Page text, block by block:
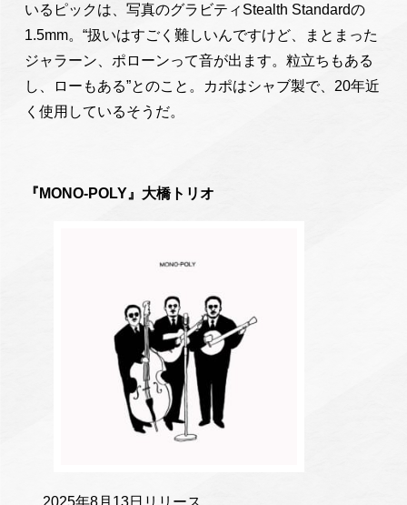
いるピックは、写真のグラビティStealth Standardの
1.5mm。“扱いはすごく難しいんですけど、まとまった
ジャラーン、ポローンって音が出ます。粒立ちもある
し、ローもある”とのこと。カポはシャブ製で、20年近
く使用しているそうだ。
『MONO-POLY』大橋トリオ